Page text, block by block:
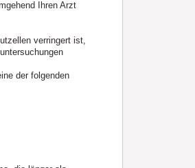
Ihren Arzt
verringert ist,
der folgenden